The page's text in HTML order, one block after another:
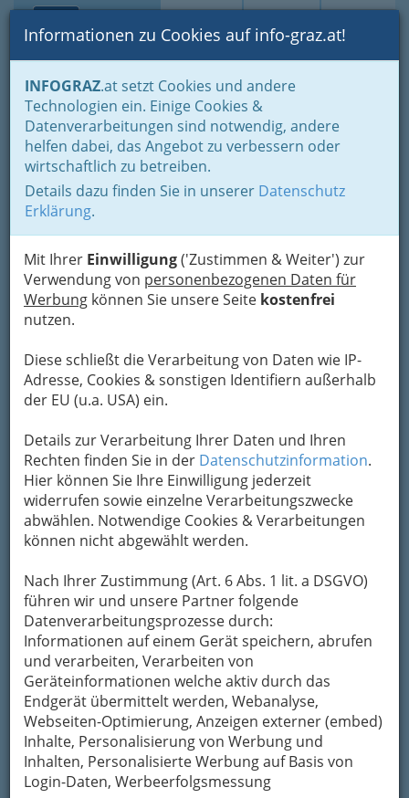
Suche Login Toggle
Informationen zu Cookies auf info-graz.at!
INFOGRAZ.at setzt Cookies und andere
Technologien ein. Einige Cookies &
Datenverarbeitungen sind notwendig, andere
helfen dabei, das Angebot zu verbessern oder
wirtschaftlich zu betreiben.
Details dazu finden Sie in unserer Datenschutz
Erklärung.
Mit Ihrer Einwilligung('Zustimmen & Weiter') zur
Verwendung von personenbezogenen Daten für
Werbung können Sie unsere Seite kostenfrei
nutzen.
Diese schließt die Verarbeitung von Daten wie IP-
Adresse, Cookies & sonstigen Identifiern außerhalb
der EU (u.a. USA) ein.
Details zur Verarbeitung Ihrer Daten und Ihren
Rechten finden Sie in der Datenschutzinformation.
Hier können Sie Ihre Einwilligung jederzeit
widerrufen sowie einzelne Verarbeitungszwecke
abwählen. Notwendige Cookies & Verarbeitungen
können nicht abgewählt werden.
Nach Ihrer Zustimmung (Art. 6 Abs. 1 lit. a DSGVO)
führen wir und unsere Partner folgende
Datenverarbeitungsprozesse durch:
Informationen auf einem Gerät speichern, abrufen
und verarbeiten, Verarbeiten von
Geräteinformationen welche aktiv durch das
Endgerät übermittelt werden, Webanalyse,
Webseiten-Optimierung, Anzeigen externer (embed)
Inhalte, Personalisierung von Werbung und
Inhalten, Personalisierte Werbung auf Basis von
Login-Daten, Werbeerfolgsmessung
Home Branchen Auto - KFZ KFZ Werkstatt
ARBÖ-Auto-, Motor- und
Radfahrerbund Österreichs,
Landesorganisation
Steiermark, ARBÖ-
Steiermark
Kapellenstraße 45, 8020 Graz
+43 50 123 26 00
+43 50 123 26 00-20
Karte
Adresse mit Google Maps anschauen
Kontaktaufnahme
Um die Info-Graz Firmen vor Spam-Mails zu
Übermittlung Ihrer Nachricht ein sicheres
Formular. Ihre Nachricht wird nach dem
Absenden umgehend per Mail an das
Unternehmen ARBÖ-Auto-, Motor- und
Radfahrerbund Österreichs, Landesorganisation
Steiermark, ARBÖ-Steiermark weitergeleitet.
Mein Name
Meine Email Adresse